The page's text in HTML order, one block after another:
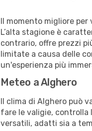
Il momento migliore
L’alta stagione è
contrario, offre prezzi
limitate a causa delle
un'esperienza più
Meteo a Alghero
Il clima di Alghero può
fare le valigie, controlla
versatili, adatti sia a